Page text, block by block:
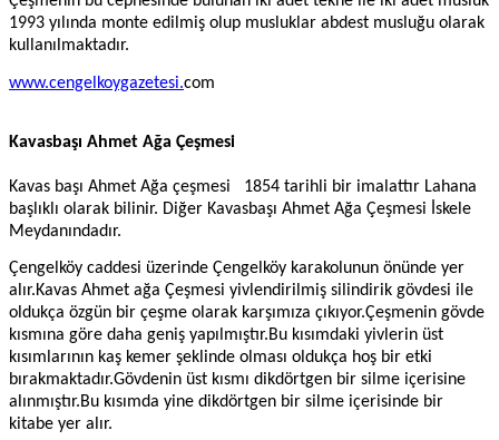
1993 yılında monte edilmiş olup musluklar abdest musluğu olarak
kullanılmaktadır.
www.cengelkoygazetesi.com
Kavasbaşı Ahmet Ağa Çeşmesi
Kavas başı Ahmet Ağa çeşmesi
1854 tarihli bir imalattır Lahana
başlıklı olarak bilinir. Diğer Kavasbaşı Ahmet Ağa Çeşmesi İskele
Meydanındadır.
Çengelköy caddesi üzerinde Çengelköy karakolunun önünde yer
alır.Kavas Ahmet ağa Çeşmesi yivlendirilmiş silindirik gövdesi ile
oldukça özgün bir çeşme olarak karşımıza çıkıyor.Çeşmenin gövde
kısmına göre daha geniş yapılmıştır.Bu kısımdaki yivlerin üst
kısımlarının kaş kemer şeklinde olması oldukça hoş bir etki
bırakmaktadır.Gövdenin üst kısmı dikdörtgen bir silme içerisine
alınmıştır.Bu kısımda yine dikdörtgen bir silme içerisinde bir
kitabe yer alır.